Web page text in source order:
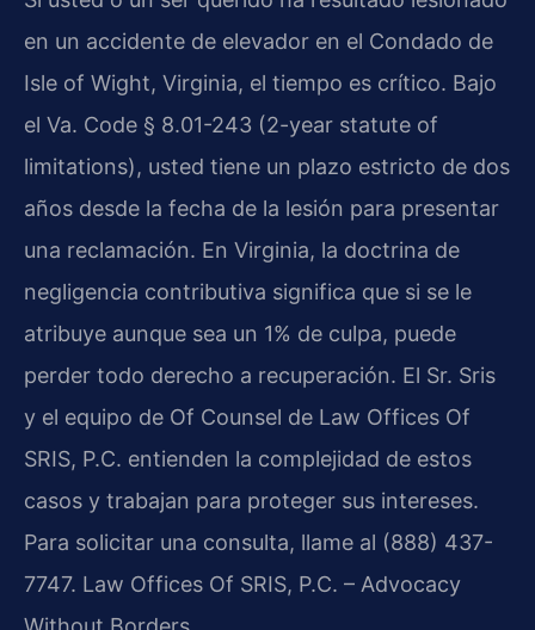
en un accidente de elevador en el Condado de
Isle of Wight, Virginia, el tiempo es crítico. Bajo
el Va. Code § 8.01-243 (2-year statute of
limitations), usted tiene un plazo estricto de dos
años desde la fecha de la lesión para presentar
una reclamación. En Virginia, la doctrina de
negligencia contributiva significa que si se le
atribuye aunque sea un 1% de culpa, puede
perder todo derecho a recuperación. El Sr. Sris
y el equipo de Of Counsel de Law Offices Of
SRIS, P.C. entienden la complejidad de estos
casos y trabajan para proteger sus intereses.
Para solicitar una consulta, llame al (888) 437-
7747. Law Offices Of SRIS, P.C. – Advocacy